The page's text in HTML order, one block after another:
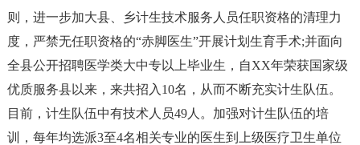
则，进一步加大县、乡计生技术服务人员任职资格的清理力
度，严禁无任职资格的“赤脚医生”开展计划生育手术;并面向
全县公开招聘医学类大中专以上毕业生，自XX年荣获国家级
优质服务县以来，来共招入10名，从而不断充实计生队伍。
目前，计生队伍中有技术人员49人。加强对计生队伍的培
训，每年均选派3至4名相关专业的医生到上级医疗卫生单位